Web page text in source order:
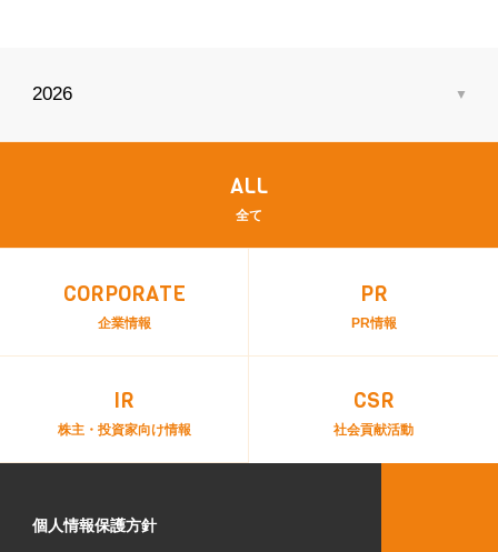
ALL
全て
CORPORATE
企業情報
PR
PR情報
IR
株主・投資家向け情報
CSR
社会貢献活動
個人情報保護方針